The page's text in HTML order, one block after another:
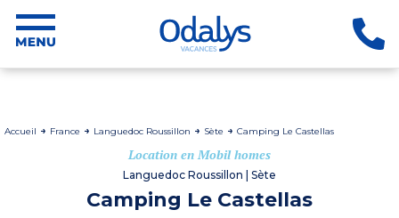
Accueil France Languedoc Roussillon Sète Camping Le Castellas
Location en Mobil homes
Languedoc Roussillon | Sète
Camping Le Castellas